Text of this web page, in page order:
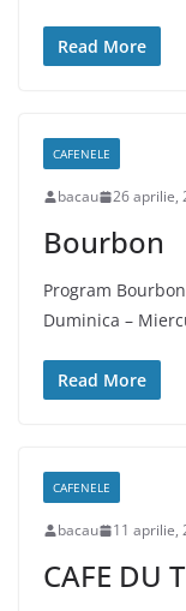
Read More
CAFENELE
bacau 26 aprilie,
Bourbon
Program
Duminica –
Read More
CAFENELE
bacau 11 aprilie,
CAFE DU